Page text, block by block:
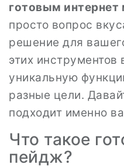
готовым интернет
просто вопрос
решение для
этих инструментов
уникальную
разные цели.
подходит именно
Что такое
пейдж?